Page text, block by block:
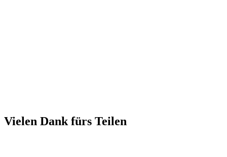
Vielen Dank fürs Teilen